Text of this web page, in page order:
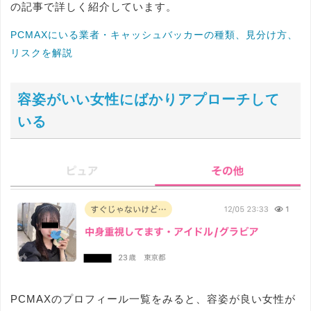
の記事で詳しく紹介しています。
PCMAXにいる業者・キャッシュバッカーの種類、見分け方、
リスクを解説
容姿がいい女性にばかりアプローチして
いる
PCMAXのプロフィール一覧をみると、容姿が良い女性が